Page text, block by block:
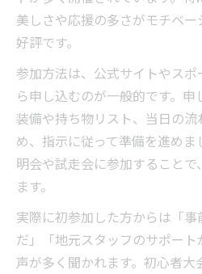
美しさや応援の多さがモチベ
好評です。
参加方法は、公式サイトやス
ら申し込むのが一般的です。
装備や持ち物リスト、当日の
め、指示に従って準備を進め
明会や試走会に参加すること
ます。
実際に初参加した方からは「
だ」「地元スタッフのサポー
声が多く聞かれます。初心者大